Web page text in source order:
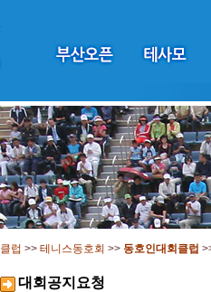
클럽 >> 테니스동호회 >> 동호인대회클럽
대회공지요청